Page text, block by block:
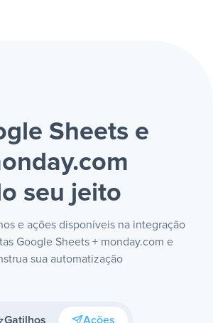
Sheets e
seu jeito
e ações disponíveis na integração
Google Sheets + monday.com e
sua automatização
Gatilhos Ações